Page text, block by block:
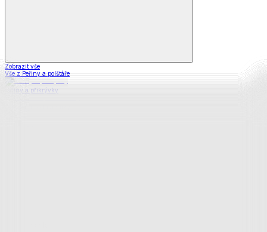
Zobrazit vše
Vše z Peřiny a polštáře
Peřiny a přikrývky